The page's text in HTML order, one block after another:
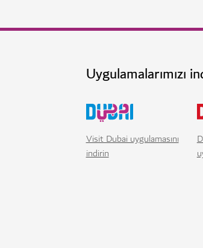
Uygulamalarımızı
Visit Dubai uygulamasını
indirin